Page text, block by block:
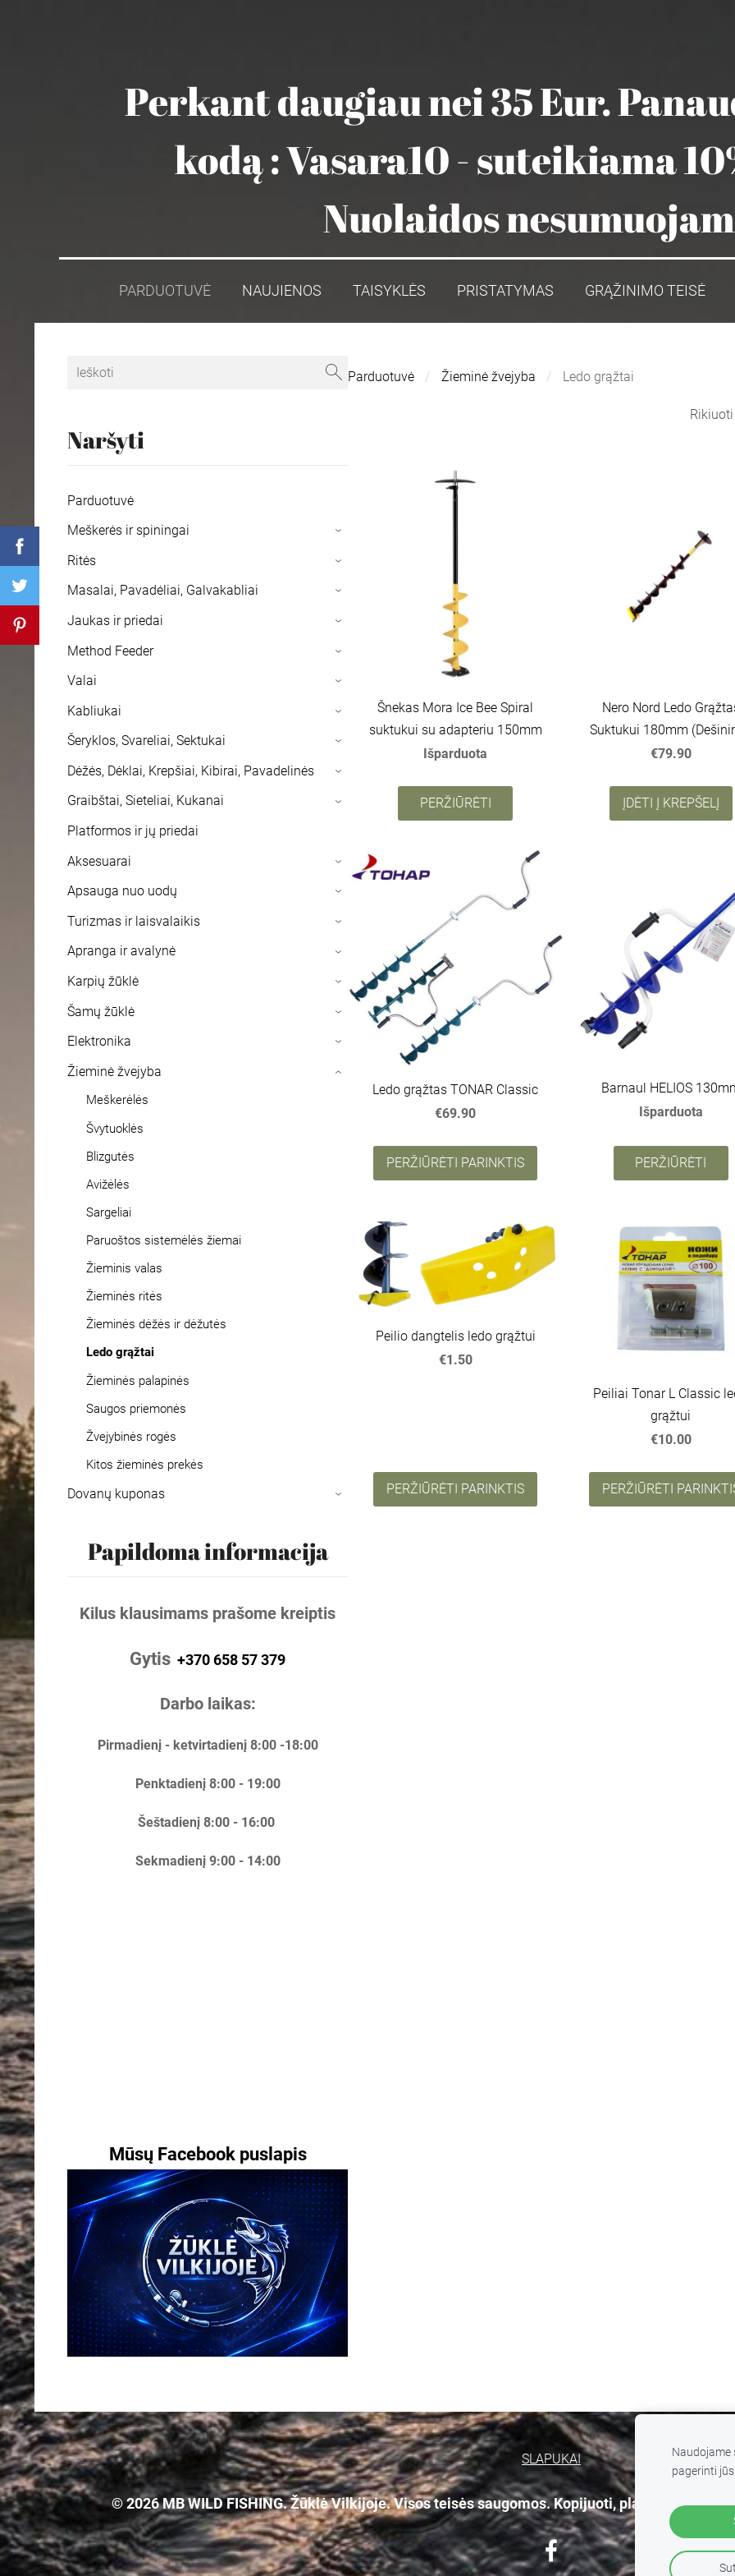
Perkant daugiau nei 35 Eur.
kodą : Vasara10 - suteikiama
Nuolaidos
PARDUOTUVĖ NAUJIENOS TAISYKLĖS PRISTATYMAS GRĄŽINIMO TEISĖ
Naršyti
Parduotuvė
Meškerės ir spiningai
›
Ritės ›
Masalai, Pavadėliai, Galvakabliai ›
Jaukas ir priedai ›
Method Feeder ›
Valai ›
Kabliukai ›
Šeryklos, Svareliai, Sektukai ›
Dėžės, Dėklai, Krepšiai, Kibirai, Pavadelinės ›
Graibštai, Sieteliai, Kukanai ›
Platformos ir jų priedai
Aksesuarai
›
Apsauga nuo uodų ›
Turizmas ir laisvalaikis ›
Apranga ir avalynė ›
Karpių žūklė ›
Šamų žūklė ›
Elektronika ›
Žieminė žvejyba
Meškerėlės
Švytuoklės
Blizgutės
Avižėlės
Sargeliai
Paruoštos sistemėlės žiemai
Žieminis valas
Žieminės ritės
Žieminės dėžės ir dėžutės
Ledo grąžtai
Žieminės palapinės
Saugos priemonės
Žvejybinės rogės
Kitos žieminės prekės
›
Dovanų kuponas ›
Papildoma informacija
Kilus klausimams prašome kreiptis
Gytis +370 658 57 379
Darbo laikas:
Pirmadienį - ketvirtadienį 8:00 -18:00
Penktadienį 8:00 - 19:00
Šeštadienį 8:00 - 16:00
Sekmadienį 9:00 - 14:00
Mūsų Facebook puslapis
Parduotuvė Žieminė žvejyba Ledo grąžtai
Šnekas Mora Ice Bee Spiral
suktukui su adapteriu 150mm
Išparduota
PERŽIŪRĖTI
Nero Nord Ledo
Suktukui 180mm
€79.90
ĮDĖTI Į KREPŠELĮ
Ledo grąžtas TONAR Classic
€69.90
PERŽIŪRĖTI PARINKTIS
Barnaul HELIOS
Išparduota
PERŽIŪRĖTI
Peilio dangtelis ledo grąžtui
€1.50
PERŽIŪRĖTI PARINKTIS
Peiliai Tonar L Classic
grąžtui
€10.00
PERŽIŪRĖTI
SLAPUKAI
© 2026 MB WILD FISHING. Žūklė Vilkijoje. Visos teisės saugomos. Kopijuoti, platinti
Naudojame
pagerinti